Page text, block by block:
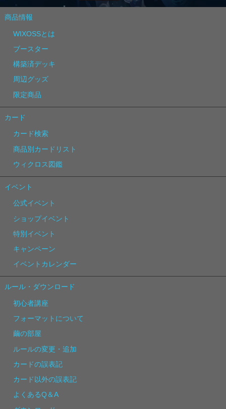
商品情報
WIXOSSとは
ブースター
構築済デッキ
周辺グッズ
限定商品
カード
カード検索
商品別カードリスト
ウィクロス図鑑
イベント
公式イベント
ショップイベント
特別イベント
キャンペーン
イベントカレンダー
ルール・ダウンロード
初心者講座
フォーマットについて
繭の部屋
ルールの変更・追加
カードの誤表記
カード以外の誤表記
よくあるQ＆A